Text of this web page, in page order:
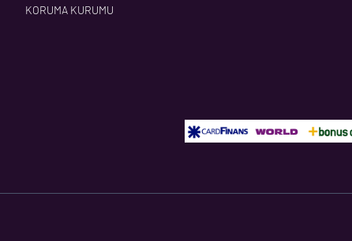
KORUMA KURUMU